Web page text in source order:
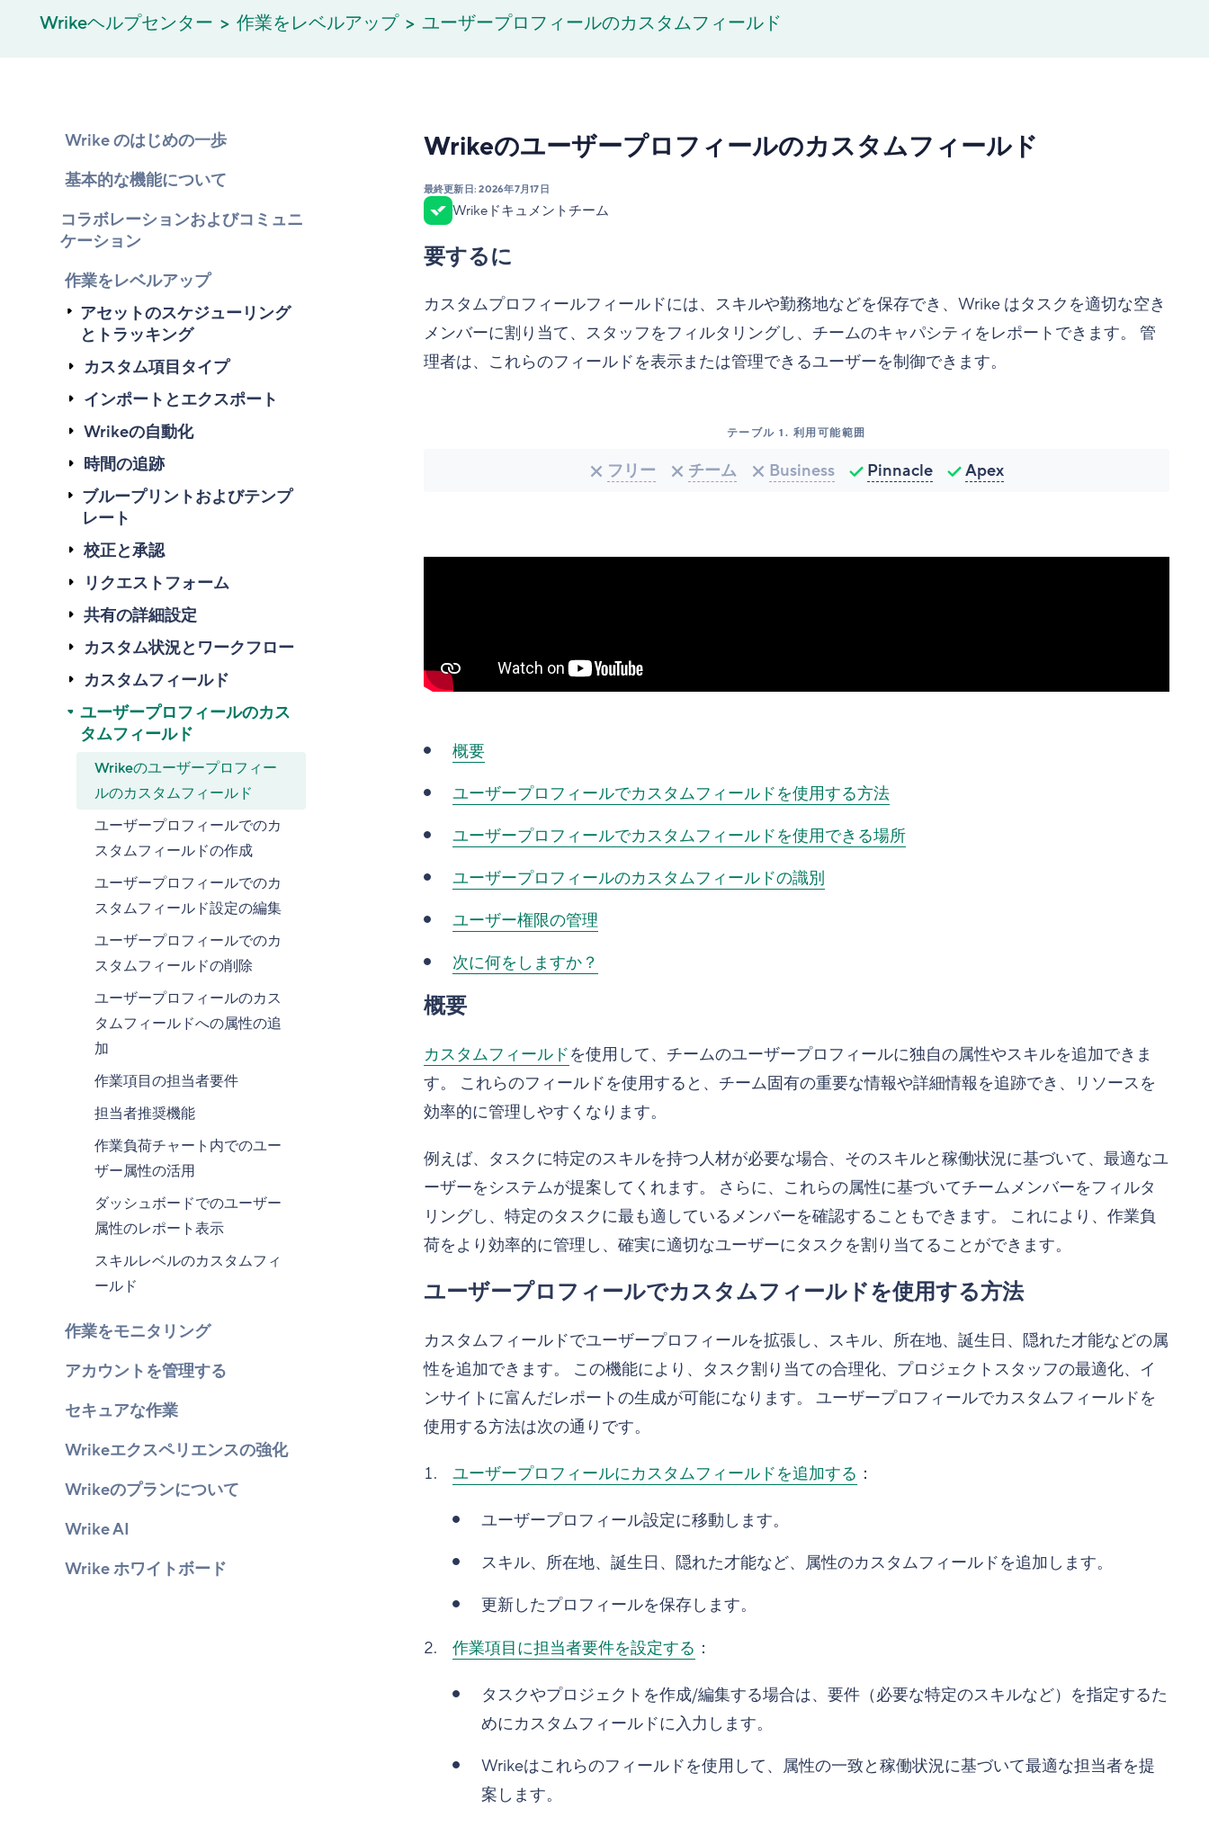
Wrikeヘルプセンター 作業をレベルアップ ユーザープロフィールのカスタムフィールド
Wrike のはじめの一歩
基本的な機能について
コラボレーションおよびコミュニ
ケーション
作業をレベルアップ
アセットのスケジューリング
とトラッキング
カスタム項目タイプ
インポートとエクスポート
Wrikeの自動化
時間の追跡
ブループリントおよびテンプ
レート
校正と承認
リクエストフォーム
共有の詳細設定
カスタム状況とワークフロー
カスタムフィールド
ユーザープロフィールのカス
タムフィールド
Wrikeのユーザープロフィー
ルのカスタムフィールド
ユーザープロフィールでのカ
スタムフィールドの作成
ユーザープロフィールでのカ
スタムフィールド設定の編集
ユーザープロフィールでのカ
スタムフィールドの削除
ユーザープロフィールのカス
タムフィールドへの属性の追
加
作業項目の担当者要件
担当者推奨機能
作業負荷チャート内でのユー
ザー属性の活用
ダッシュボードでのユーザー
属性のレポート表示
スキルレベルのカスタムフィ
ールド
作業をモニタリング
アカウントを管理する
セキュアな作業
Wrikeエクスペリエンスの強化
Wrikeのプランについて
Wrike AI
Wrike ホワイトボード
Wrikeのユーザープロフィールのカスタムフィールド
最終更新日:2026年7月17日
Wrikeドキュメントチーム
要するに
カスタムプロフィールフィールドには、スキルや勤務地などを保存でき、Wrike はタスクを適切な空き
メンバーに割り当て、スタッフをフィルタリングし、チームのキャパシティをレポートできます。 管
理者は、これらのフィールドを表示または管理できるユーザーを制御できます。
テーブル 1. 利用可能範囲
フリー チーム Business Pinnacle Apex
概要
ユーザープロフィールでカスタムフィールドを使用する方法
ユーザープロフィールでカスタムフィールドを使用できる場所
ユーザープロフィールのカスタムフィールドの識別
ユーザー権限の管理
次に何をしますか？
概要
カスタムフィールドを使用して、チームのユーザープロフィールに独自の属性やスキルを追加できま
す。 これらのフィールドを使用すると、チーム固有の重要な情報や詳細情報を追跡でき、リソースを
効率的に管理しやすくなります。
例えば、タスクに特定のスキルを持つ人材が必要な場合、そのスキルと稼働状況に基づいて、最適なユ
ーザーをシステムが提案してくれます。 さらに、これらの属性に基づいてチームメンバーをフィルタ
リングし、特定のタスクに最も適しているメンバーを確認することもできます。 これにより、作業負
荷をより効率的に管理し、確実に適切なユーザーにタスクを割り当てることができます。
ユーザープロフィールでカスタムフィールドを使用する方法
カスタムフィールドでユーザープロフィールを拡張し、スキル、所在地、誕生日、隠れた才能などの属
性を追加できます。 この機能により、タスク割り当ての合理化、プロジェクトスタッフの最適化、イ
ンサイトに富んだレポートの生成が可能になります。 ユーザープロフィールでカスタムフィールドを
使用する方法は次の通りです。
ユーザープロフィールにカスタムフィールドを追加する ：
ユーザープロフィール設定に移動します。
スキル、所在地、誕生日、隠れた才能など、属性のカスタムフィールドを追加します。
更新したプロフィールを保存します。
作業項目に担当者要件を設定する ：
タスクやプロジェクトを作成/編集する場合は、要件（必要な特定のスキルなど）を指定するた
めにカスタムフィールドに入力します。
Wrikeはこれらのフィールドを使用して、属性の一致と稼働状況に基づいて最適な担当者を提
案します。